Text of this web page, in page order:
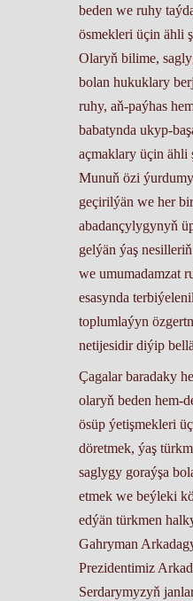
beden we ruhy
ösmekleri üçin ähli
Olaryň bilime,
bolan hukuklary
ruhy, aň-paýhas
babatynda ukyp-
açmaklary üçin ähli
Munuň özi
geçirilýän we her
abadançylygynyň
gelýän ýaş
we umumadamzat
esasynda
toplumlaýyn
netijesidir diýip
Çagalar baradaky
olaryň beden hem-
ösüp ýetişmekleri
döretmek, ýaş
saglygy goraýşa
etmek we beýleki
edýän türkmen
Gahryman
Prezidentimiz
Serdarymyzyň